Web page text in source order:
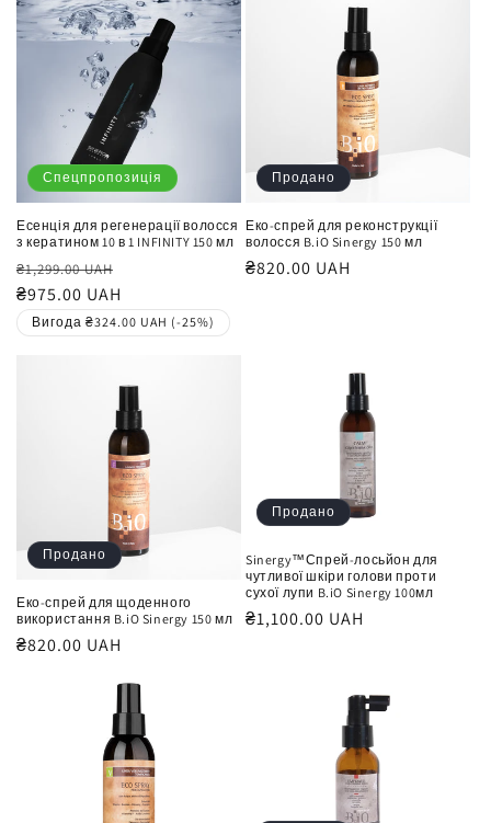
Спецпропозиція
Есенція для регенерації волосся
з кератином 10 в 1 INFINITY 150 мл
Звичайна
ціна
₴1,299.00 UAH
₴975.00 UAH
Вигода ₴324.00 UAH (-25%)
Продано
Еко-спрей для реконструкції
волосся B.iO Sinergy 150 мл
Звичайна
₴820.00 UAH
Продано
Еко-спрей для щоденного
використання B.iO Sinergy 150 мл
Звичайна
₴820.00 UAH
Продано
Sinergy™Спрей-лосьйон для
чутливої шкіри голови проти
сухої лупи B.iO Sinergy 100мл
Звичайна
₴1,100.00 UAH